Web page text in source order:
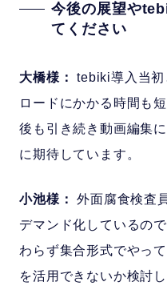
今後の展望や
てください
大橋様：
tebiki導入当初
ロードにかかる時間も
後も引き続き動画編集
に期待しています。
小池様：
外面腐食検査
デマンド化しているの
わらず集合形式でやっ
を活用できないか検討